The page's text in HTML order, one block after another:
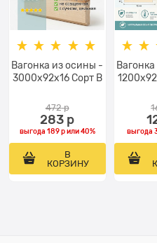
Вагонка из осины -
3000x92x16 Сорт В
472 р
283 р
выгода 189 рили40%
В
КОРЗИНУ
выгода